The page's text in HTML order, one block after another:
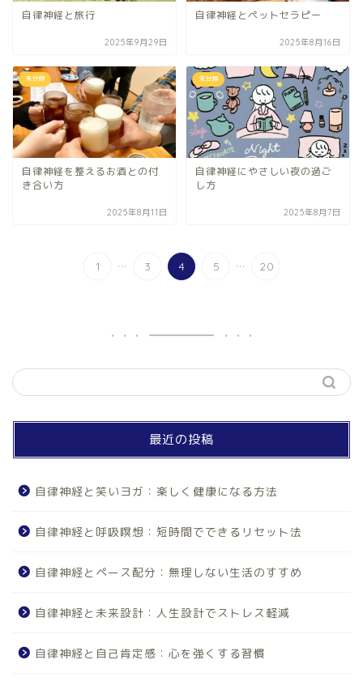
自律神経と旅行
2025年9月29日
自律神経とペットセラピー
2025年8月16日
未分類
自律神経を整えるお酒との付
き合い方
2025年8月11日
未分類
自律神経にやさしい夜の過ご
し方
2025年8月7日
1 ... 3 4 5 ... 20
最近の投稿
自律神経と笑いヨガ：楽しく健康になる方法
自律神経と呼吸瞑想：短時間でできるリセット法
自律神経とペース配分：無理しない生活のすすめ
自律神経と未来設計：人生設計でストレス軽減
自律神経と自己肯定感：心を強くする習慣